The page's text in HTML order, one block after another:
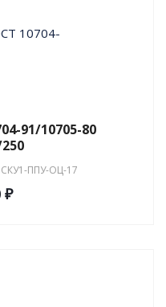
91/10705-80
СКУ1-ППУ-ОЦ-17
₽